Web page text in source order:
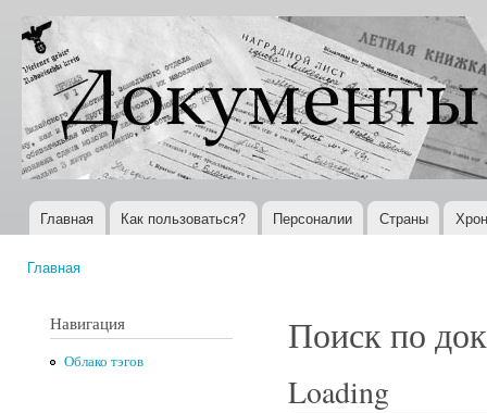
Документы
XX века
Всемирная
история в
Интернете
Главное меню
Главная Как пользоваться? Персоналии Страны
Главная
Навигация
Облако тэгов
Поиск по
Loading